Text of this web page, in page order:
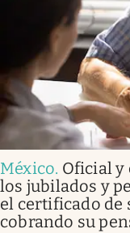
México. Oficial y
los jubilados y
el certificado de
cobrando su